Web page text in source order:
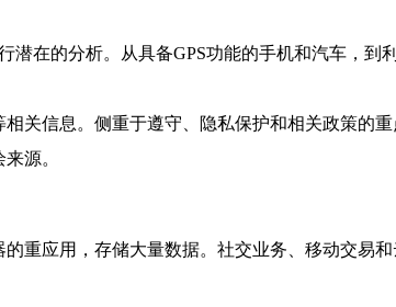
在的分析。从具备GPS功能的手机和汽车，到
关信息。侧重于遵守、隐私保护和相关政策的
源。
重应用，存储大量数据。社交业务、移动交易